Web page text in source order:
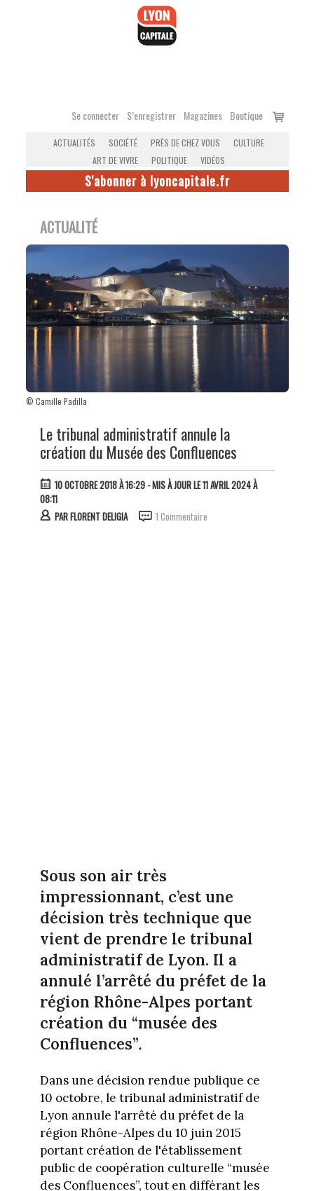
Se connecter S’enregistrer Magazines Boutique
Voir
ACTUALITÉS SOCIÉTÉ PRÈS DE CHEZ VOUS
CULTURE
ART DE VIVRE
POLITIQUE VIDÉOS
S'abonner à lyoncapitale.fr
ACTUALITÉ
© Camille Padilla
Le tribunal administratif annule la
création du Musée des Confluences
10 OCTOBRE 2018 À 16:29- MIS À JOUR LE 11 AVRIL 2024 À
08:11
PARFLORENT DELIGIA 1 Commentaire
Sous son air très
impressionnant, c’est une
décision très technique que
vient de prendre le tribunal
administratif de Lyon. Il a
annulé l’arrêté du préfet de la
région Rhône-Alpes portant
création du “musée des
Confluences”.
Dans une décision rendue publique ce
10 octobre, le tribunal administratif de
Lyon annule l'arrêté du préfet de la
région Rhône-Alpes du 10 juin 2015
portant création de l'établissement
public de coopération culturelle “musée
des Confluences”, tout en différant les